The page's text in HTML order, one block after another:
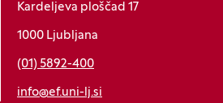
Kardeljeva ploščad 17
1000 Ljubljana
(01) 5892-400
info@ef.uni-lj.si